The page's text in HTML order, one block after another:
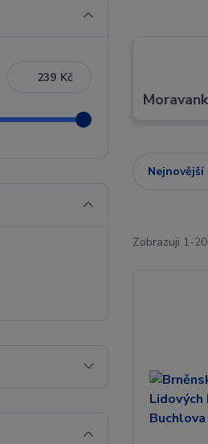
Nejnovější
Zobrazuji 1-
Kč